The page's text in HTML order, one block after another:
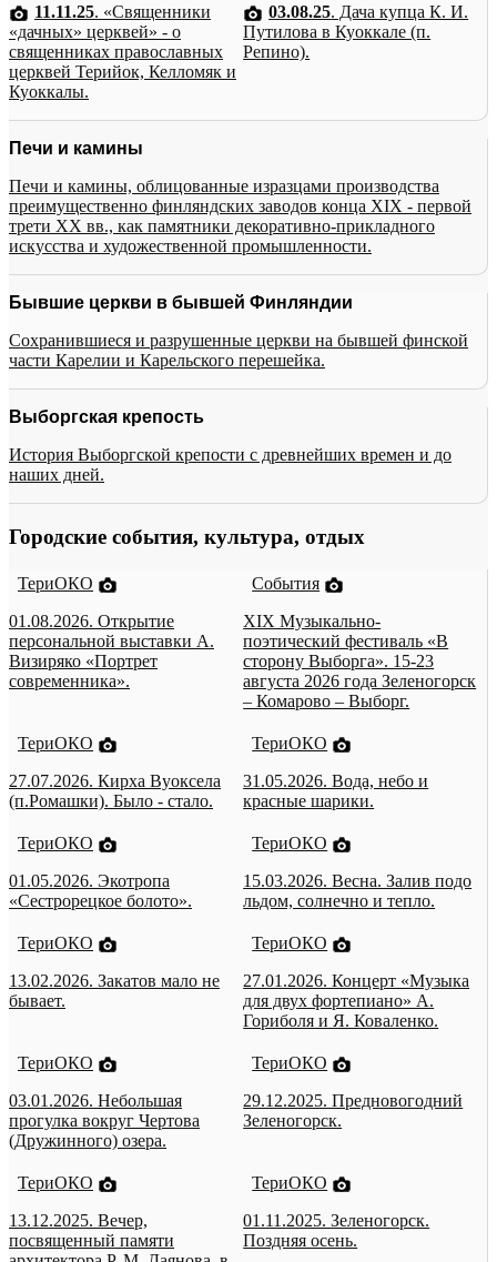
11.11.25. «Священники
«дачных» церквей» - о
священниках православных
церквей Терийок, Келломяк и
Куоккалы.
03.08.25. Дача купца К. И.
Путилова в Куоккале (п.
Репино).
Печи и камины
Печи и камины, облицованные изразцами производства
преимущественно финляндских заводов конца XIX - первой
трети XX вв., как памятники декоративно-прикладного
искусства и художественной промышленности.
Бывшие церкви в бывшей Финляндии
Сохранившиеся и разрушенные церкви на бывшей финской
части Карелии и Карельского перешейка.
Выборгская крепость
История Выборгской крепости с древнейших времен и до
наших дней.
Городские события, культура, отдых
ТериОКО
01.08.2026. Открытие
персональной выставки А.
Визиряко «Портрет
современника».
События
XIX Музыкально-
поэтический фестиваль «В
сторону Выборга». 15-23
августа 2026 года Зеленогорск
– Комарово – Выборг.
ТериОКО
27.07.2026. Кирха Вуоксела
(п.Ромашки). Было - стало.
ТериОКО
31.05.2026. Вода, небо и
красные шарики.
ТериОКО
01.05.2026. Экотропа
«Сестрорецкое болото».
ТериОКО
15.03.2026. Весна. Залив подо
льдом, солнечно и тепло.
ТериОКО
13.02.2026. Закатов мало не
бывает.
ТериОКО
27.01.2026. Концерт «Музыка
для двух фортепиано» А.
Гориболя и Я. Коваленко.
ТериОКО
03.01.2026. Небольшая
прогулка вокруг Чертова
(Дружинного) озера.
ТериОКО
29.12.2025. Предновогодний
Зеленогорск.
ТериОКО
13.12.2025. Вечер,
посвященный памяти
ТериОКО
01.11.2025. Зеленогорск.
Поздняя осень.